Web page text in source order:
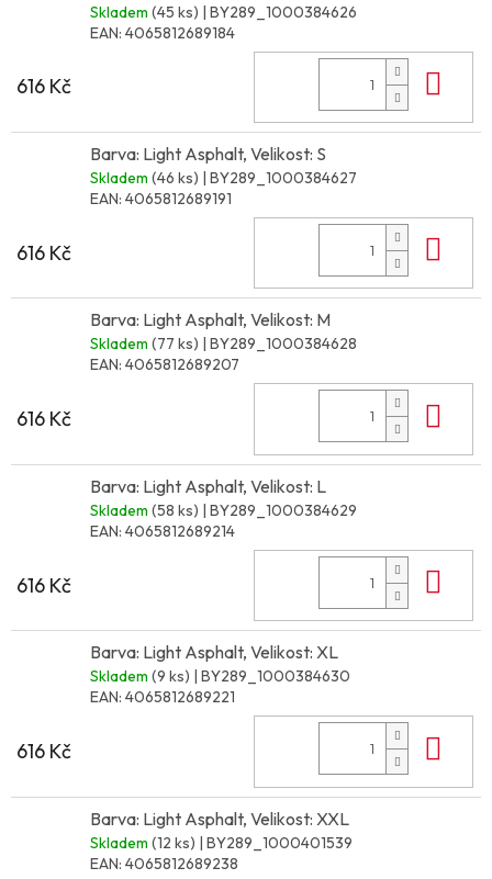
Skladem (45 ks) | BY289_1000384626
EAN: 4065812689184
616 Kč
Barva: Light Asphalt, Velikost: S
Skladem (46 ks) | BY289_1000384627
EAN: 4065812689191
616 Kč
Barva: Light Asphalt, Velikost: M
Skladem (77 ks) | BY289_1000384628
EAN: 4065812689207
616 Kč
Barva: Light Asphalt, Velikost: L
Skladem (58 ks) | BY289_1000384629
EAN: 4065812689214
616 Kč
Barva: Light Asphalt, Velikost: XL
Skladem (9 ks) | BY289_1000384630
EAN: 4065812689221
616 Kč
Barva: Light Asphalt, Velikost: XXL
Skladem (12 ks) | BY289_1000401539
EAN: 4065812689238